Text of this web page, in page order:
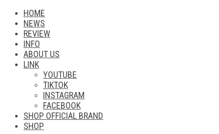
HOME
NEWS
REVIEW
INFO
ABOUT US
LINK
YOUTUBE
TIKTOK
INSTAGRAM
FACEBOOK
SHOP OFFICIAL BRAND
SHOP